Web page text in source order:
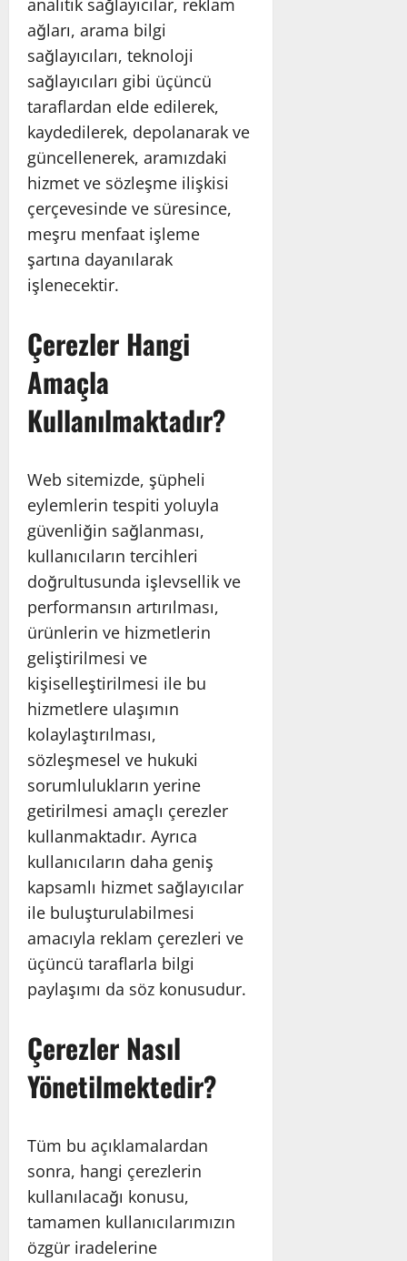
analitik sağlayıcılar, reklam
ağları, arama bilgi
sağlayıcıları, teknoloji
sağlayıcıları gibi üçüncü
taraflardan elde edilerek,
kaydedilerek, depolanarak ve
güncellenerek, aramızdaki
hizmet ve sözleşme ilişkisi
çerçevesinde ve süresince,
meşru menfaat işleme
şartına dayanılarak
işlenecektir.
Çerezler Hangi
Amaçla
Kullanılmaktadır?
Web sitemizde, şüpheli
eylemlerin tespiti yoluyla
güvenliğin sağlanması,
kullanıcıların tercihleri
doğrultusunda işlevsellik ve
performansın artırılması,
ürünlerin ve hizmetlerin
geliştirilmesi ve
kişiselleştirilmesi ile bu
hizmetlere ulaşımın
kolaylaştırılması,
sözleşmesel ve hukuki
sorumlulukların yerine
getirilmesi amaçlı çerezler
kullanmaktadır. Ayrıca
kullanıcıların daha geniş
kapsamlı hizmet sağlayıcılar
ile buluşturulabilmesi
amacıyla reklam çerezleri ve
üçüncü taraflarla bilgi
paylaşımı da söz konusudur.
Çerezler Nasıl
Yönetilmektedir?
Tüm bu açıklamalardan
sonra, hangi çerezlerin
kullanılacağı konusu,
tamamen kullanıcılarımızın
özgür iradelerine